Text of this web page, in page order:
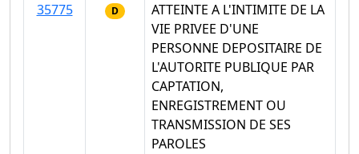
35775
D
ATTEINTE A L'INTIMITE DE LA
VIE PRIVEE D'UNE
PERSONNE DEPOSITAIRE DE
L'AUTORITE PUBLIQUE PAR
CAPTATION,
ENREGISTREMENT OU
TRANSMISSION DE SES
PAROLES